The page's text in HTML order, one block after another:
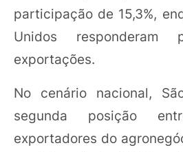
participação de 15,3%,
Unidos responderam
exportações.
No cenário nacional,
segunda posição
exportadores do